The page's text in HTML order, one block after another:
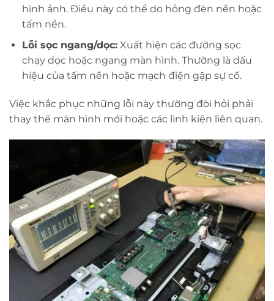
hình ảnh. Điều này có thể do hỏng đèn nền hoặc
tấm nền.
Lỗi sọc ngang/dọc:Xuất hiện các đường sọc
chạy dọc hoặc ngang màn hình. Thường là dấu
hiệu của tấm nền hoặc mạch điện gặp sự cố.
Việc khắc phục những lỗi này thường đòi hỏi phải
thay thế màn hình mới hoặc các linh kiện liên quan.